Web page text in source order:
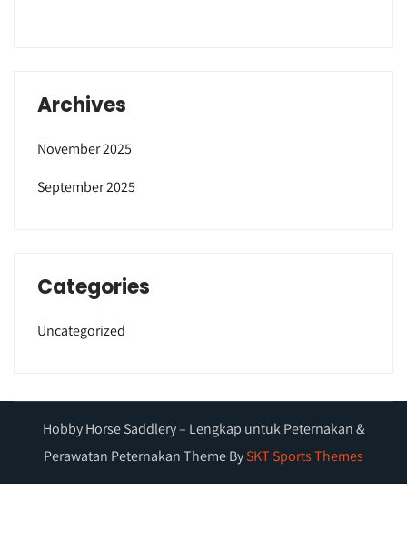
Archives
November 2025
September 2025
Categories
Uncategorized
Hobby Horse Saddlery – Lengkap untuk Peternakan &
Perawatan Peternakan Theme BySKT Sports Themes